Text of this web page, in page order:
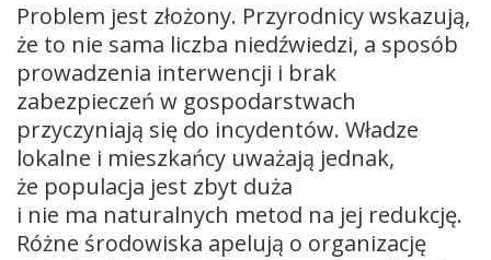
Problem jest złożony. Przyrodnicy wskazują,
że to nie sama liczba niedźwiedzi, a sposób
prowadzenia interwencji i brak
zabezpieczeń w gospodarstwach
przyczyniają się do incydentów. Władze
lokalne i mieszkańcy uważają jednak,
że populacja jest zbyt duża
i nie ma naturalnych metod na jej redukcję.
Różne środowiska apelują o organizację